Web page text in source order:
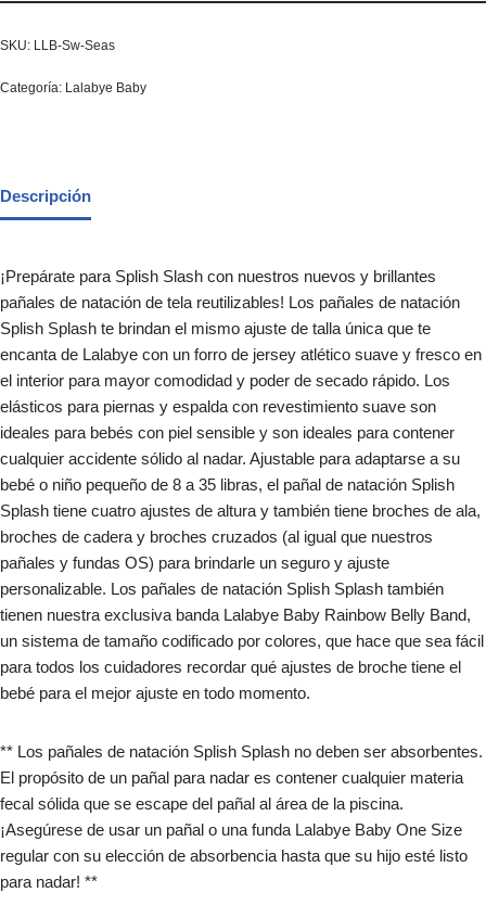
SKU: LLB-Sw-Seas
Categoría: Lalabye Baby
Descripción
¡Prepárate para Splish Slash con nuestros nuevos y brillantes
pañales de natación de tela reutilizables! Los pañales de natación
Splish Splash te brindan el mismo ajuste de talla única que te
encanta de Lalabye con un forro de jersey atlético suave y fresco en
el interior para mayor comodidad y poder de secado rápido. Los
elásticos para piernas y espalda con revestimiento suave son
ideales para bebés con piel sensible y son ideales para contener
cualquier accidente sólido al nadar. Ajustable para adaptarse a su
bebé o niño pequeño de 8 a 35 libras, el pañal de natación Splish
Splash tiene cuatro ajustes de altura y también tiene broches de ala,
broches de cadera y broches cruzados (al igual que nuestros
pañales y fundas OS) para brindarle un seguro y ajuste
personalizable. Los pañales de natación Splish Splash también
tienen nuestra exclusiva banda Lalabye Baby Rainbow Belly Band,
un sistema de tamaño codificado por colores, que hace que sea fácil
para todos los cuidadores recordar qué ajustes de broche tiene el
bebé para el mejor ajuste en todo momento.
** Los pañales de natación Splish Splash no deben ser absorbentes.
El propósito de un pañal para nadar es contener cualquier materia
fecal sólida que se escape del pañal al área de la piscina.
¡Asegúrese de usar un pañal o una funda Lalabye Baby One Size
regular con su elección de absorbencia hasta que su hijo esté listo
para nadar! **